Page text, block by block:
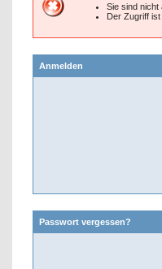
Sie sind nicht
Der Zugriff
Anmelden
Passwort vergessen?